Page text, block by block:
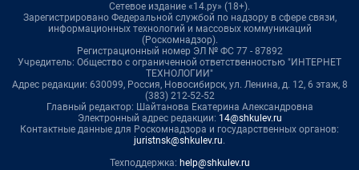
Сетевое издание «14.ру» (18+).
Зарегистрировано Федеральной службой по надзору в сфере связи,
информационных технологий и массовых коммуникаций
(Роскомнадзор).
Регистрационный номер ЭЛ № ФС 77 - 87892
Учредитель: Общество с ограниченной ответственностью "ИНТЕРНЕТ
ТЕХНОЛОГИИ"
Адрес редакции: 630099, Россия, Новосибирск, ул. Ленина, д. 12, 6 этаж, 8
(383) 212-52-52
Главный редактор: Шайтанова Екатерина Александровна
Электронный адрес редакции: 14@shkulev.ru
Контактные данные для Роскомнадзора и государственных органов:
juristnsk@shkulev.ru.
Техподдержка: help@shkulev.ru